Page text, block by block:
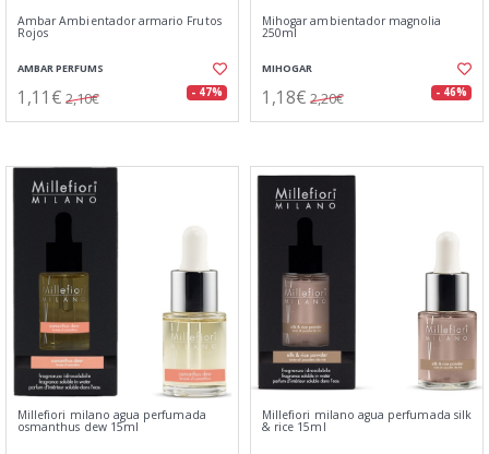
Ambar Ambientador armario Frutos
Rojos
AMBAR PERFUMS
1,11€ 2,10€ - 47%
Mihogar ambientador magnolia
250ml
MIHOGAR
1,18€ 2,20€ - 46%
Millefiori milano agua perfumada
osmanthus dew 15ml
Millefiori milano agua perfumada silk
& rice 15ml